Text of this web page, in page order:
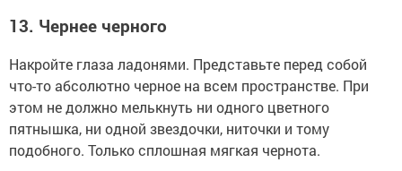
13. Чернее черного
Накройте глаза ладонями. Представьте перед собой
что-то абсолютно черное на всем пространстве. При
этом не должно мелькнуть ни одного цветного
пятнышка, ни одной звездочки, ниточки и тому
подобного. Только сплошная мягкая чернота.